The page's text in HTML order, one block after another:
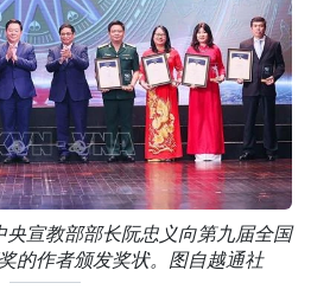
宣教部部长阮忠义向第九届全国
的作者颁发奖状。图自越通社